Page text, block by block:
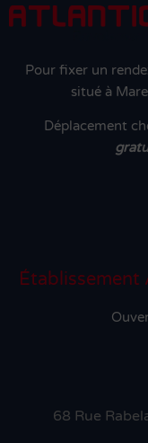
Pour fixer un
situé à
Déplacement
Établissement
68 Rue